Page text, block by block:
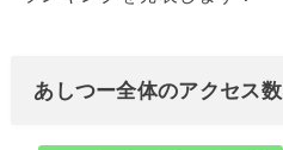
あしつー全体のアクセス数